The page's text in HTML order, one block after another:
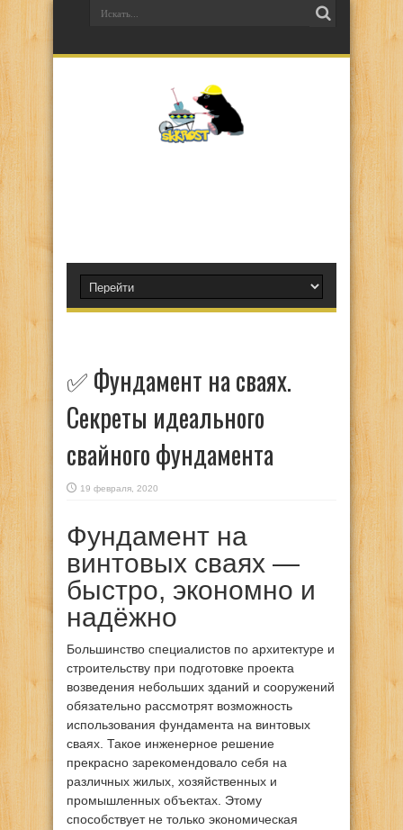
✅ Фундамент на сваях.
Секреты идеального
свайного фундамента
19 февраля, 2020
Фундамент на
винтовых сваях —
быстро, экономно и
надёжно
Большинство специалистов по архитектуре и
строительству при подготовке проекта
возведения небольших зданий и сооружений
обязательно рассмотрят возможность
использования фундамента на винтовых
сваях. Такое инженерное решение
прекрасно зарекомендовало себя на
различных жилых, хозяйственных и
промышленных объектах. Этому
способствует не только экономическая